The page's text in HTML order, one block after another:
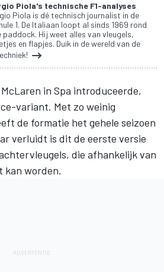
Piola's technische F1-analyses
Piola is dé technisch journalist in de
1. De Italiaan loopt al sinds 1969 rond
paddock. Hij weet alles van vleugels,
en flapjes. Duik in de wereld van de
McLaren in Spa introduceerde,
variant. Met zo weinig
de formatie het gehele seizoen
verluidt is dit de eerste versie
die afhankelijk van
kan worden.